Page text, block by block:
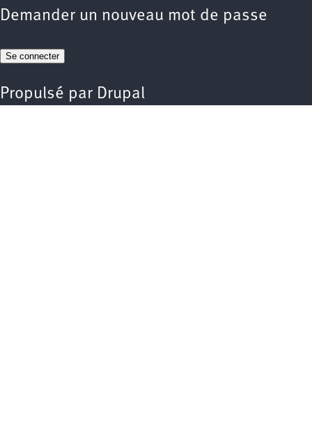
Demander un nouveau mot de passe
Propulsé par Drupal